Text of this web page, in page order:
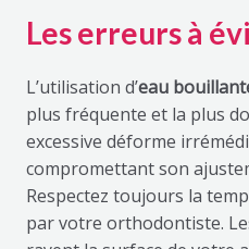
Les erreurs à
L’utilisation d’eau
plus fréquente et la plus
excessive déforme
compromettant son
Respectez toujours la
par votre orthodontiste.